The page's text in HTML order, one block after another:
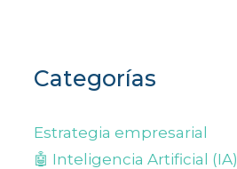
Categorías
Estrategia empresarial
🤖 Inteligencia Artificial (IA)